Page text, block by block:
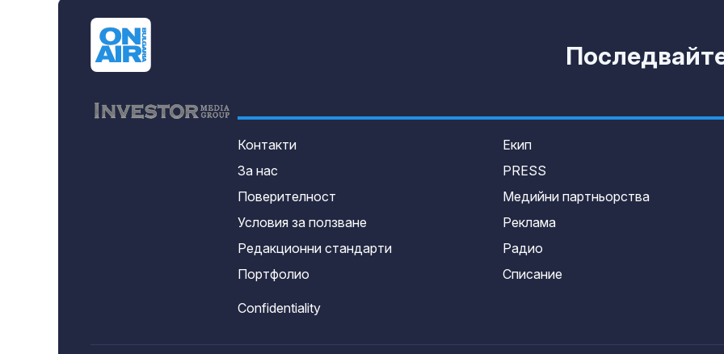
Контакти
За нас
Поверителност
Условия за ползване
Редакционни стандарти
Портфолио
Екип
PRESS
Медийни партньорства
Реклама
Радио
Списание
Confidentiality